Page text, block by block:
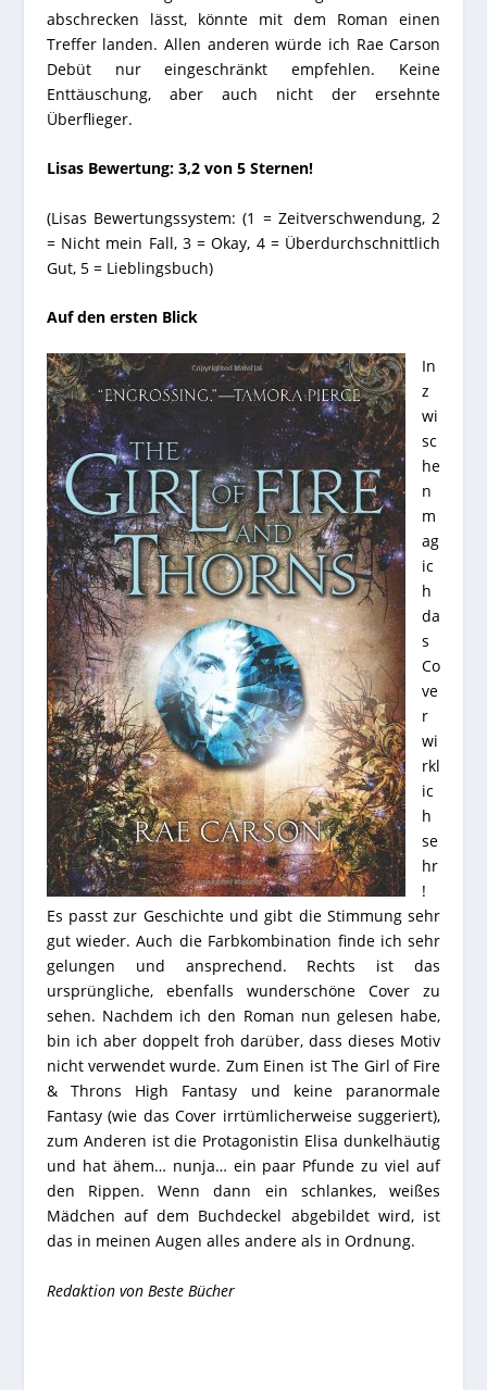
abschrecken lässt, könnte mit dem Roman einen
Treffer landen. Allen anderen würde ich Rae Carson
Debüt nur eingeschränkt empfehlen. Keine
Enttäuschung, aber auch nicht der ersehnte
Überflieger.
Lisas Bewertung: 3,2 von 5 Sternen!
(Lisas Bewertungssystem: (1 = Zeitverschwendung, 2
= Nicht mein Fall, 3 = Okay, 4 = Überdurchschnittlich
Gut, 5 = Lieblingsbuch)
Auf den ersten Blick
In
z
wi
sc
he
n
m
ag
ic
h
da
s
Co
ve
r
wi
rkl
ic
h
se
hr
!
Es passt zur Geschichte und gibt die Stimmung sehr
gut wieder. Auch die Farbkombination finde ich sehr
gelungen und ansprechend. Rechts ist das
ursprüngliche, ebenfalls wunderschöne Cover zu
sehen. Nachdem ich den Roman nun gelesen habe,
bin ich aber doppelt froh darüber, dass dieses Motiv
nicht verwendet wurde. Zum Einen ist The Girl of Fire
& Throns High Fantasy und keine paranormale
Fantasy (wie das Cover irrtümlicherweise suggeriert),
zum Anderen ist die Protagonistin Elisa dunkelhäutig
und hat ähem… nunja… ein paar Pfunde zu viel auf
den Rippen. Wenn dann ein schlankes, weißes
Mädchen auf dem Buchdeckel abgebildet wird, ist
das in meinen Augen alles andere als in Ordnung.
Redaktion von Beste Bücher